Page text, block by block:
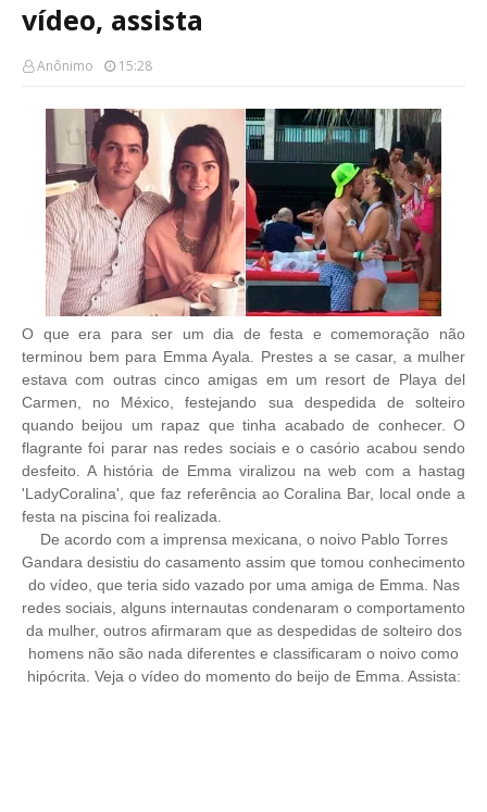
vídeo, assista
Anônimo 15:28
O que era para ser um dia de festa e comemoração não
terminou bem para Emma Ayala. Prestes a se casar, a mulher
estava com outras cinco amigas em um resort de Playa del
Carmen, no México, festejando sua despedida de solteiro
quando beijou um rapaz que tinha acabado de conhecer. O
flagrante foi parar nas redes sociais e o casório acabou sendo
desfeito. A história de Emma viralizou na web com a hastag
'LadyCoralina', que faz referência ao Coralina Bar, local onde a
festa na piscina foi realizada.
De acordo com a imprensa mexicana, o noivo Pablo Torres
Gandara desistiu do casamento assim que tomou conhecimento
do vídeo, que teria sido vazado por uma amiga de Emma. Nas
redes sociais, alguns internautas condenaram o comportamento
da mulher, outros afirmaram que as despedidas de solteiro dos
homens não são nada diferentes e classificaram o noivo como
hipócrita. Veja o vídeo do momento do beijo de Emma. Assista: